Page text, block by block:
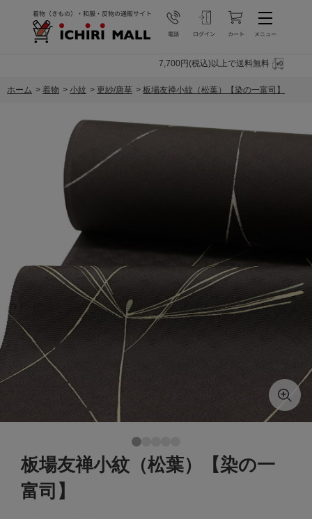
7,700円(税込)以上で送料無料
ホーム > 着物 > 小紋 > 更紗/唐草 > 板場友禅小紋（松葉）【染の一富司】
板場友禅小紋（松葉）【染の一
富司】